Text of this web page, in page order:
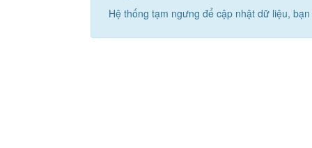
Hệ thống tạm ngưng để cập nhật dữ liệu,